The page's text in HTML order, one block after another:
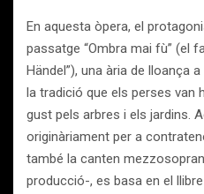
En aquesta òpera, el
passatge “Ombra mai fù” (el
Händel”), una ària de lloança
la tradició que els perses van
gust pels arbres i els jardins.
originàriament per a
també la canten
producció-, es basa en el